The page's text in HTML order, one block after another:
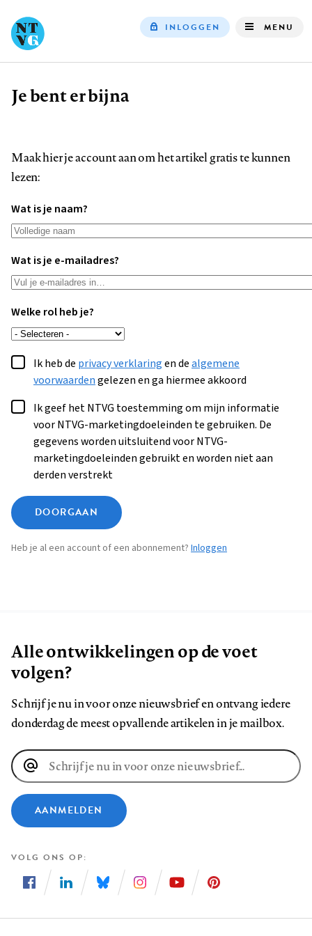
INLOGGEN MENU
Kruimelpad
Je bent er bijna
Maak hier je account aan om het artikel gratis te kunnen
lezen:
Wat is je naam?
Wat is je e-mailadres?
Welke rol heb je?
Ik heb de privacy verklaringen dealgemene
voorwaardengelezen en ga hiermee akkoord
Ik geef het NTVG toestemming om mijn informatie
voor NTVG-marketingdoeleinden te gebruiken. De
gegevens worden uitsluitend voor NTVG-
marketingdoeleinden gebruikt en worden niet aan
derden verstrekt
DOORGAAN
Heb je al een account of een abonnement? Inloggen
Alle ontwikkelingen op de voet
volgen?
Schrijf je nu in voor onze nieuwsbrief en ontvang iedere
donderdag de meest opvallende artikelen in je mailbox.
E-
mailadres
AANMELDEN
VOLG ONS OP
ons
ons
ons
ons
ons
ons